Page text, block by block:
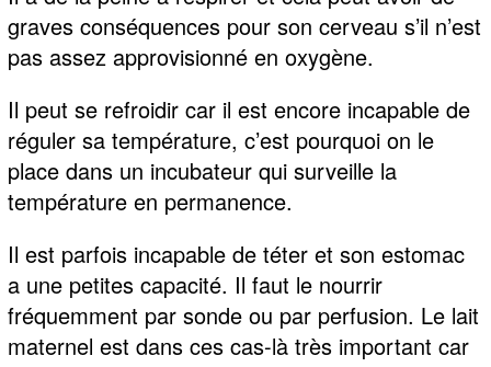
graves conséquences pour son cerveau s’il n’est
pas assez approvisionné en oxygène.
Il peut se refroidir car il est encore incapable de
réguler sa température, c’est pourquoi on le
place dans un incubateur qui surveille la
température en permanence.
Il est parfois incapable de téter et son estomac
a une petites capacité. Il faut le nourrir
fréquemment par sonde ou par perfusion. Le lait
maternel est dans ces cas-là très important car